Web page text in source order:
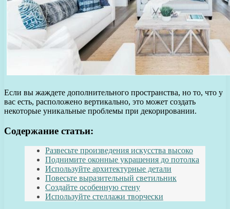
Если вы жаждете дополнительного пространства, но то, что у
вас есть, расположено вертикально, это может создать
некоторые уникальные проблемы при декорировании.
Содержание статьи:
Развесьте произведения искусства высоко
Поднимите оконные украшения до потолка
Используйте архитектурные детали
Повесьте выразительный светильник
Создайте особенную стену
Используйте стеллажи творчески